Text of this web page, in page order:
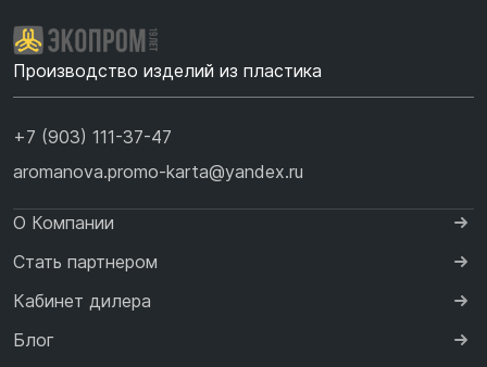
Производство изделий из пластика
+7 (903) 111-37-47
aromanova.promo-karta@yandex.ru
О Компании
Стать партнером
Кабинет дилера
Блог